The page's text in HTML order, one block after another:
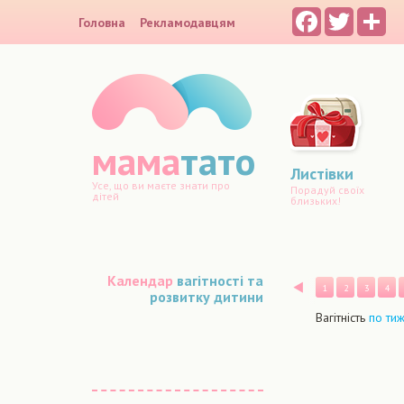
Головна Рекламодавцям FacebookTwitter
маматато
Усе, що ви маєте знати про
дітей
Листівки
Порадуй своїх
близьких!
Календар вагітності та
розвитку дитини
Назад
1 2 3 4
Вагітність по